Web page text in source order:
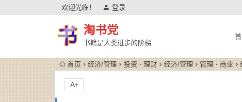
欢迎光临！ 登录
淘书党
书籍是人类进步的阶梯
首页 经济/管理 投资 · 理财 经济/管理 管理 · 商业
A+